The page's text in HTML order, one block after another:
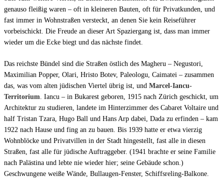
genauso fleißig waren – oft in kleineren Bauten, oft für Privatkunden, und
fast immer in Wohnstraßen versteckt, an denen Sie kein Reiseführer
vorbeischickt. Die Freude an dieser Art Spaziergang ist, dass man immer
wieder um die Ecke biegt und das nächste findet.
Das reichste Bündel sind die Straßen östlich des Magheru – Negustori,
Maximilian Popper, Olari, Hristo Botev, Paleologu, Caimatei – zusammen
das, was vom alten jüdischen Viertel übrig ist, und Marcel-Iancu-
Territorium . Iancu – in Bukarest geboren, 1915 nach Zürich geschickt, um
Architektur zu studieren, landete im Hinterzimmer des Cabaret Voltaire und
half Tristan Tzara, Hugo Ball und Hans Arp dabei, Dada zu erfinden – kam
1922 nach Hause und fing an zu bauen. Bis 1939 hatte er etwa vierzig
Wohnblöcke und Privatvillen in der Stadt hingestellt, fast alle in diesen
Straßen, fast alle für jüdische Auftraggeber. (1941 brachte er seine Familie
nach Palästina und lebte nie wieder hier; seine Gebäude schon.)
Geschwungene weiße Wände, Bullaugen-Fenster, Schiffsreling-Balkone.